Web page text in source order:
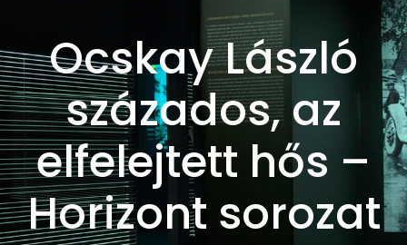
Ocskay László
százados, az
elfelejtett hős –
Horizont sorozat